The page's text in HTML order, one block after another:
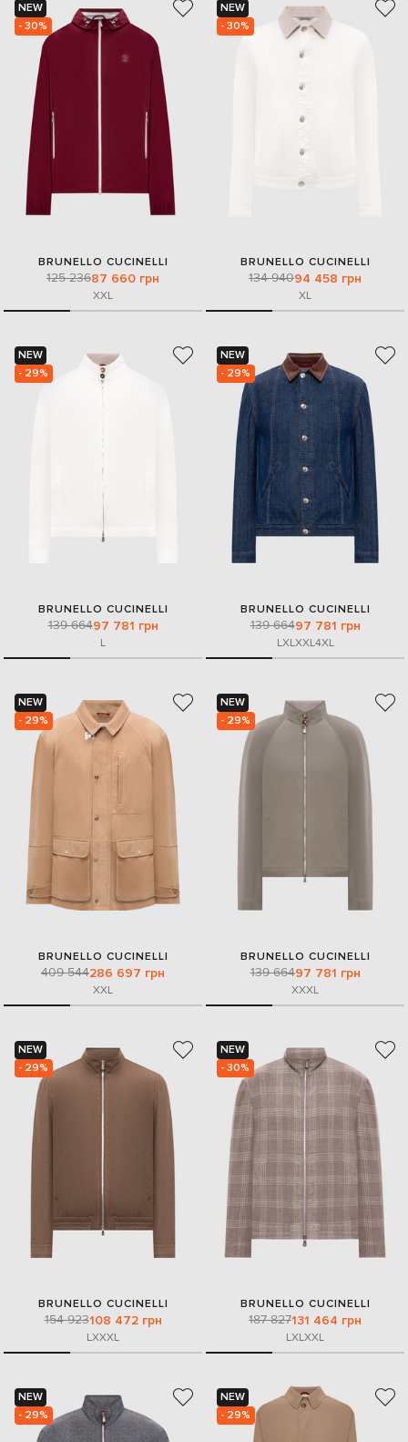
NEW
- 30%
BRUNELLO CUCINELLI
125 23687 660 грн
XXL
NEW
- 30%
BRUNELLO CUCINELLI
134 94094 458 грн
XL
NEW
- 29%
BRUNELLO CUCINELLI
139 66497 781 грн
L
NEW
- 29%
BRUNELLO CUCINELLI
139 66497 781 грн
LXLXXL4XL
NEW
- 29%
BRUNELLO CUCINELLI
409 544286 697 грн
XXL
NEW
- 29%
BRUNELLO CUCINELLI
139 66497 781 грн
XXXL
NEW
- 29%
BRUNELLO CUCINELLI
154 923108 472 грн
LXXXL
NEW
- 30%
BRUNELLO CUCINELLI
187 827131 464 грн
LXLXXL
NEW
- 29%
NEW
- 29%